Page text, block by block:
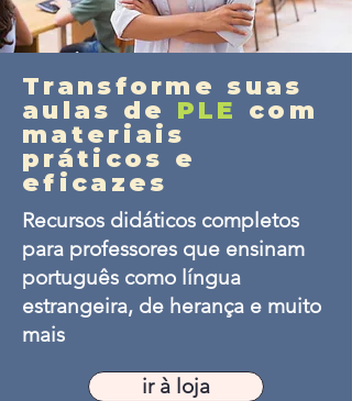
Transforme suas
aulas de PLE com
materiais
práticos e
eficazes
Recursos didáticos completos
para professores que ensinam
português como língua
estrangeira, de herança e muito
mais
ir à loja